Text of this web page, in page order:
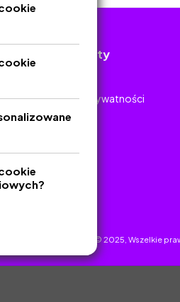
Dokumenty
Polityka Prywatności
ZlotyNauczyciel.pl © 2025, Wszelkie